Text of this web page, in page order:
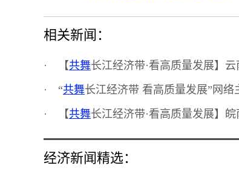
相关新闻：
· 【共舞长江经济带·看高质量发展】
· “共舞长江经济带 看高质量发展”网
·
【共舞长江经济带·看高质量发展】
经济新闻精选：